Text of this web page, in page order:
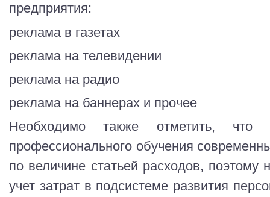
предприятия:
реклама в газетах
реклама на телевидении
реклама на радио
реклама на баннерах и прочее
Необходимо также отметить, что
профессионального обучения
по величине статьей расходов, поэтому
учет затрат в подсистеме развития